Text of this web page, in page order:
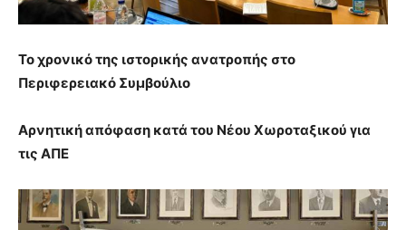
Το χρονικό της ιστορικής ανατροπής στο
Περιφερειακό Συμβούλιο
Αρνητική απόφαση κατά του Νέου Χωροταξικού για
τις ΑΠΕ